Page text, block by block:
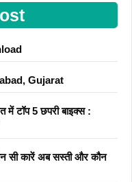
Gujarat
टॉप 5 छपरी बाइक्स :
सी कारें अब सस्ती और कौन